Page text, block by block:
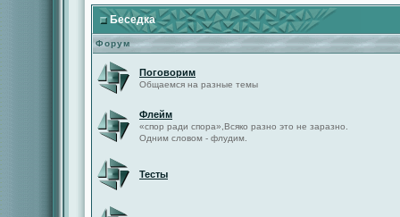
Беседка
Форум
Поговорим
Общаемся на разные темы
Флейм
«спор ради спора»,Всяко разно это не заразно.
Одним словом - флудим.
Тесты